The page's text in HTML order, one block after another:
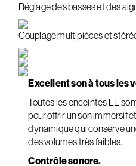
Réglage des basses et des
Couplage multipièces et
Excellent son à tous les
Toutes les enceintes LE
pour offrir un son immersif
dynamique qui conserve
des volumes très faibles.
Contrôle sonore.